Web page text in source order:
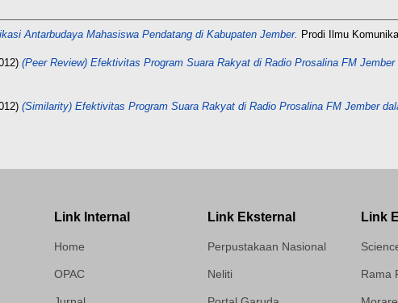
Antarbudaya Mahasiswa Pendatang di Kabupaten Jember. Prodi Ilmu
(Peer Review) Efektivitas Program Suara Rakyat di Radio Prosalina FM
(Similarity) Efektivitas Program Suara Rakyat di Radio Prosalina FM Jember
Link Internal
Home
OPAC
Link Eksternal
Perpustakaan Nasional
Neliti
Link
Rama